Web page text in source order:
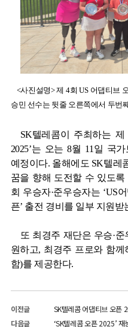
<사진설명> 제 4회 US 어댑티브
승민 선수는 뒷줄 오른쪽에서 두번
SK텔레콤이 주최하는
2025’는 오는8월 11 일 국가
예정이다. 올해에도 SK텔레
꿈을 향해 도전할 수 있도
회 우승자·준우승자는 ‘US
픈’ 출전 경비를 일부 지원받
또 최경주 재단은 우승·
원하고, 최경주 프로와 함께
함)를 제공한다.
이전글
SK텔레콤 어댑티브 오픈
다음글
‘SK텔레콤 오픈 2025’